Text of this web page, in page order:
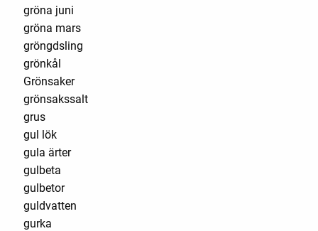
gröna juni
gröna mars
gröngdsling
grönkål
Grönsaker
grönsakssalt
grus
gul lök
gula ärter
gulbeta
gulbetor
guldvatten
gurka